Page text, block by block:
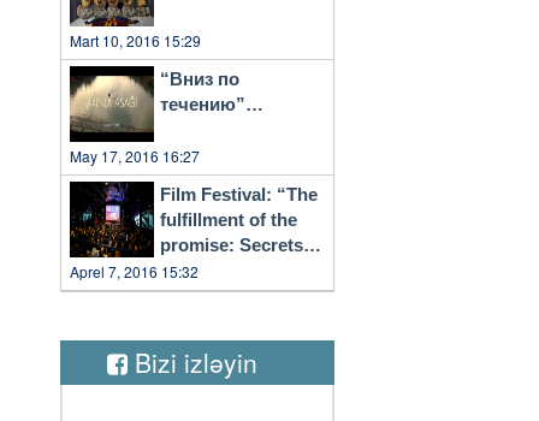
Mart 10, 2016 15:29
“Вниз по
течению”…
May 17, 2016 16:27
Film Festival: “The
fulfillment of the
promise: Secrets
of Vilnius”
Aprel 7, 2016 15:32
Bizi izləyin